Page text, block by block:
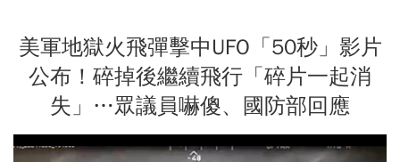
美軍地獄火飛彈擊中UFO「50秒」影片
公布！碎掉後繼續飛行「碎片一起消
失」…眾議員嚇傻、國防部回應